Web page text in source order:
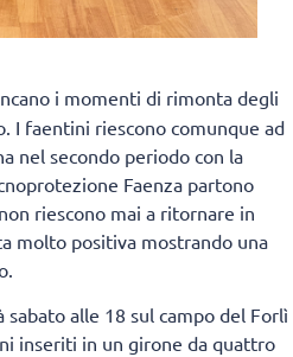
i momenti di rimonta degli
I faentini riescono comunque ad
nel secondo periodo con la
Faenza partono
riescono mai a ritornare in
molto positiva mostrando una
alle 18 sul campo del Forlì
inseriti in un girone da quattro